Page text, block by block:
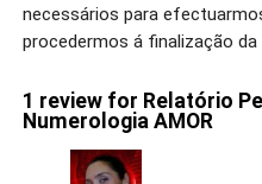
necessários para
procedermos á finalização
1 review for Relatório
Numerologia AMOR